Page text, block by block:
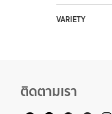
VARIETY
ติดตามเรา